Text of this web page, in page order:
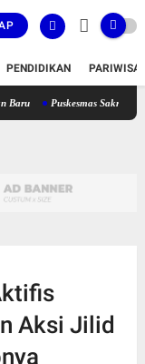
PENDIDIKAN
Puskesmas Sakra Timur
Aksi Jilid